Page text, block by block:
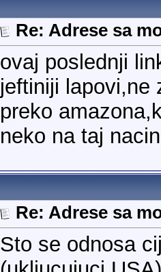
Re: Adrese sa
ovaj poslednji
jeftiniji lapovi,ne
preko
neko na taj
Re: Adrese sa
Sto se odnosa